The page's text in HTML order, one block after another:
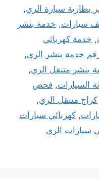
بطارية سيارة الري,
سيارات, خدمة بنشر
, خدمة كهربائي
خدمة بنشر الري,
بنشر متنقل الري,
السيارات, فحص
كراج متنقل الري,
, كهربائي سيارات
سيارات الري